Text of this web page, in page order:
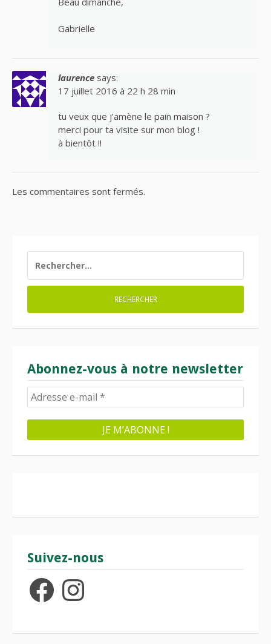
Gabrielle
laurence says:
17 juillet 2016 à 22 h 28 min
tu veux que j’amène le pain maison ?
merci pour ta visite sur mon blog !
à bientôt !!
Les commentaires sont fermés.
Abonnez-vous à notre newsletter
Suivez-nous
FacebookInstagram